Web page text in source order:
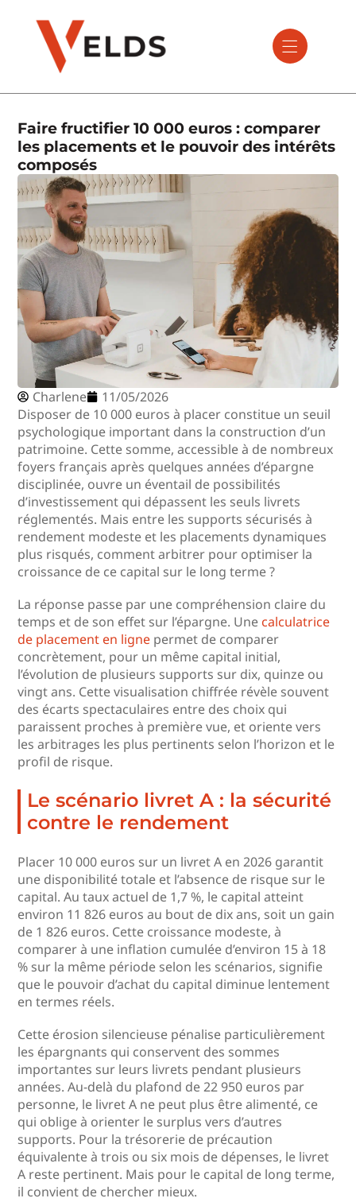
Faire fructifier 10 000 euros : comparer
les placements et le pouvoir des intérêts
composés
Charlene
11/05/2026
Disposer de 10 000 euros à placer constitue un seuil
psychologique important dans la construction d’un
patrimoine. Cette somme, accessible à de nombreux
foyers français après quelques années d’épargne
disciplinée, ouvre un éventail de possibilités
d’investissement qui dépassent les seuls livrets
réglementés. Mais entre les supports sécurisés à
rendement modeste et les placements dynamiques
plus risqués, comment arbitrer pour optimiser la
croissance de ce capital sur le long terme ?
La réponse passe par une compréhension claire du
temps et de son effet sur l’épargne. Une calculatrice
de placement en ligne permet de comparer
concrètement, pour un même capital initial,
l’évolution de plusieurs supports sur dix, quinze ou
vingt ans. Cette visualisation chiffrée révèle souvent
des écarts spectaculaires entre des choix qui
paraissent proches à première vue, et oriente vers
les arbitrages les plus pertinents selon l’horizon et le
profil de risque.
Le scénario livret A : la sécurité
contre le rendement
Placer 10 000 euros sur un livret A en 2026 garantit
une disponibilité totale et l’absence de risque sur le
capital. Au taux actuel de 1,7 %, le capital atteint
environ 11 826 euros au bout de dix ans, soit un gain
de 1 826 euros. Cette croissance modeste, à
comparer à une inflation cumulée d’environ 15 à 18
% sur la même période selon les scénarios, signifie
que le pouvoir d’achat du capital diminue lentement
en termes réels.
Cette érosion silencieuse pénalise particulièrement
les épargnants qui conservent des sommes
importantes sur leurs livrets pendant plusieurs
années. Au-delà du plafond de 22 950 euros par
personne, le livret A ne peut plus être alimenté, ce
qui oblige à orienter le surplus vers d’autres
supports. Pour la trésorerie de précaution
équivalente à trois ou six mois de dépenses, le livret
A reste pertinent. Mais pour le capital de long terme,
il convient de chercher mieux.